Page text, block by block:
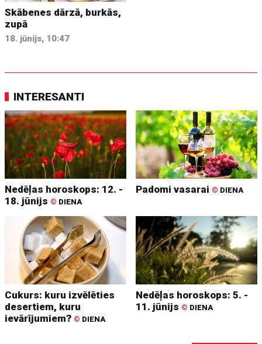
Skābenes dārzā, burkās,
zupā
18. jūnijs, 10:47
INTERESANTI
Nedēļas horoskops: 12. -
18. jūnijs © DIENA
Padomi vasarai © DIENA
Cukurs: kuru izvēlēties
desertiem, kuru
ievārījumiem? © DIENA
Nedēļas horoskops: 5. -
11. jūnijs © DIENA